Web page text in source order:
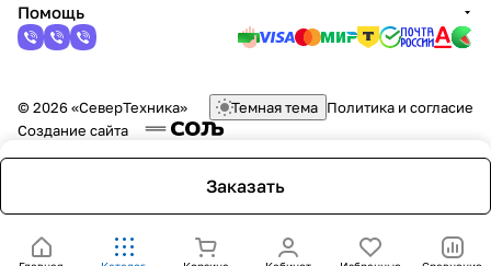
Заказать
Помощь
© 2026 «СеверТехника» Темная тема Политика и согласие
Создание сайта